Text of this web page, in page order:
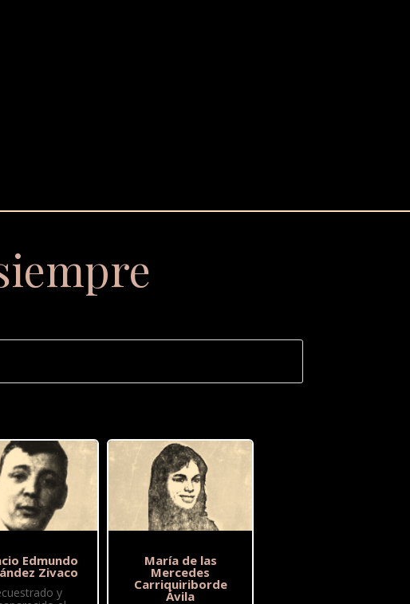
Edmundo
Zivaco
y
María de las
Mercedes
Carriquiriborde
Ávila